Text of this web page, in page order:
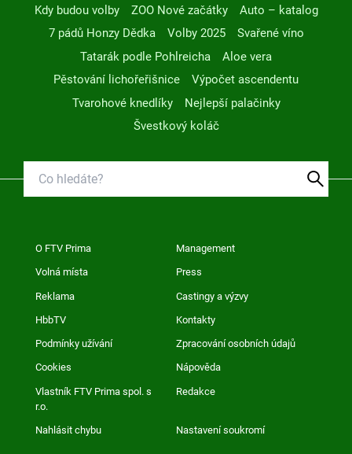
Kdy budou volby
ZOO Nové začátky
Auto – katalog
7 pádů Honzy Dědka
Volby 2025
Svařené víno
Tatarák podle Pohlreicha
Aloe vera
Pěstování lichořeřišnice
Výpočet ascendentu
Tvarohové knedlíky
Nejlepší palačinky
Švestkový koláč
O FTV Prima Management
Volná místa Press
Reklama Castingy a výzvy
HbbTV Kontakty
Podmínky užívání Zpracování osobních údajů
Cookies Nápověda
Vlastník FTV Prima spol. s
r.o.
Redakce
Nahlásit chybu Nastavení soukromí